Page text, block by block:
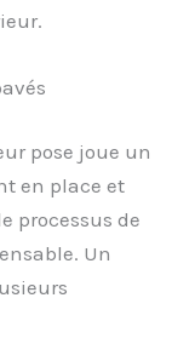
pose joue un
en place et
processus de
Un